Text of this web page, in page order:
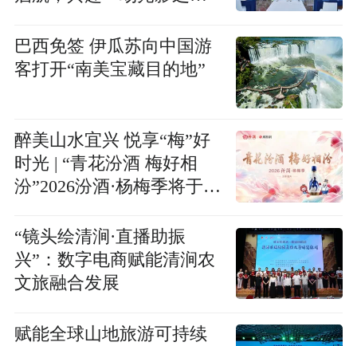
巴西免签 伊瓜苏向中国游
客打开“南美宝藏目的地”
醉美山水宜兴 悦享“梅”好
时光 | “青花汾酒 梅好相
汾”2026汾酒·杨梅季将于6
“镜头绘清涧·直播助振
兴”：数字电商赋能清涧农
文旅融合发展
赋能全球山地旅游可持续